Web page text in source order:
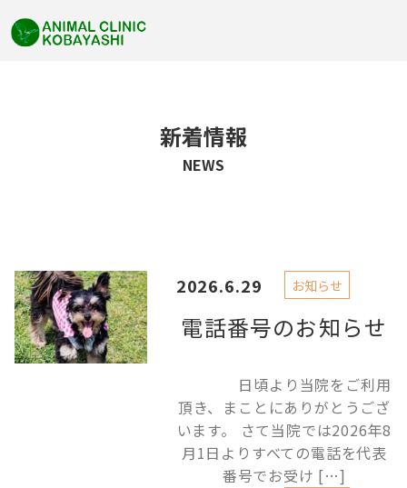
新着情報
NEWS
電話番号のお知らせ
2026.6.29 お知らせ
日頃より当院をご利用
頂き、まことにありがとうござ
います。 さて当院では2026年8
月1日よりすべての電話を代表
番号でお受け […]